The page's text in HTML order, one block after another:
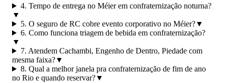
4. Tempo de entrega no Méier em confraternização noturna?
▼
5. O seguro de RC cobre evento corporativo no Méier?▼
6. Como funciona triagem de bebida em confraternização?
▼
7. Atendem Cachambi, Engenho de Dentro, Piedade com
mesma faixa?▼
8. Qual a melhor janela pra confraternização de fim de ano
no Rio e quando reservar?▼